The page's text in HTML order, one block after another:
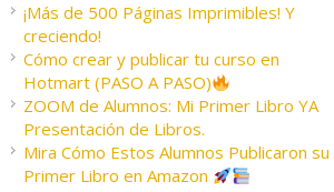
¡Más de 500 Páginas Imprimibles! Y
creciendo!
Cómo crear y publicar tu curso en
Hotmart (PASO A PASO)
ZOOM de Alumnos: Mi Primer Libro YA
Presentación de Libros.
Mira Cómo Estos Alumnos Publicaron su
Primer Libro en Amazon